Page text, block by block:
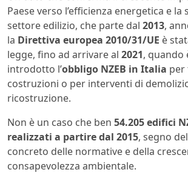
Paese verso l’efficienza energetica e
settore edilizio, che parte dal 2013,
la Direttiva europea 2010/31/UE è
legge, fino ad arrivare al 2021, quando
introdotto l’obbligo NZEB in Italia per
costruzioni o per interventi di
ricostruzione.
Non è un caso che ben 54.205 edifici
realizzati a partire dal 2015, segno
concreto delle normative e della
consapevolezza ambientale.